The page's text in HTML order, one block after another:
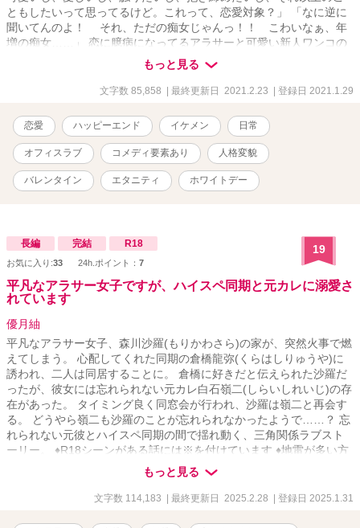
ともしたいって思ってるけど。これって、恋愛対象？」 「なに逆に
聞いてんのよ！ それ、ただの痴女じゃんっ！！ こわいなぁ、年
増の痴女……」 恋に臆病になってるアラサーと可愛い新人ワンコの
可愛い恋のお話、と思いきや、いきなりワンコがドS狼に豹変して翻
弄されるドキドキラブコメディー。
もっと見る
文字数 85,858 | 最終更新日 2021.2.23 | 登録日 2021.1.29
恋愛 ハッピーエンド イケメン 日常
オフィスラブ コメディ要素あり 人格変貌
バレンタイン エタニティ ホワイトデー
長編 完結 R18
お気に入り:33 24h.ポイント： 7
19
平凡なアラサー女子ですが、ハイスペ同期と元カレに溺愛さ
れています
優月紬
平凡なアラサー女子、森川沙羅(もりかわさら)の家が、突然火事で燃
えてしまう。 心配してくれた同期の倉橋龍弥(くらはしりゅうや)に
誘われ、二人は同居することに。 倉橋に好きだと伝えられた沙羅だ
ったが、彼女には忘れられない元カレ白石嶺二(しらいしれいじ)の存
在があった。 タイミング良く同窓会が行われ、沙羅は嶺二と再会す
る。 どうやら嶺二も沙羅のことが忘れられなかったようで……？ 忘
れられない元彼とハイスペ同期の間で揺れ動く、三角関係ラブスト
ーリー。 ♦︎R18シーンがある話には※を付けています ♦︎地雷が多い方
もっと見る
文字数 114,183 | 最終更新日 2025.2.28 | 登録日 2025.1.31